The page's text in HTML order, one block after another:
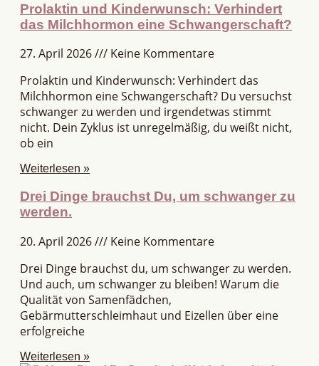
Prolaktin und Kinderwunsch: Verhindert
das Milchhormon eine Schwangerschaft?
27. April 2026
Keine Kommentare
Prolaktin und Kinderwunsch: Verhindert das
Milchhormon eine Schwangerschaft? Du versuchst
schwanger zu werden und irgendetwas stimmt
nicht. Dein Zyklus ist unregelmäßig, du weißt nicht,
ob ein
Weiterlesen »
Drei Dinge brauchst Du, um schwanger zu
werden.
20. April 2026
Keine Kommentare
Drei Dinge brauchst du, um schwanger zu werden.
Und auch, um schwanger zu bleiben! Warum die
Qualität von Samenfädchen,
Gebärmutterschleimhaut und Eizellen über eine
erfolgreiche
Weiterlesen »